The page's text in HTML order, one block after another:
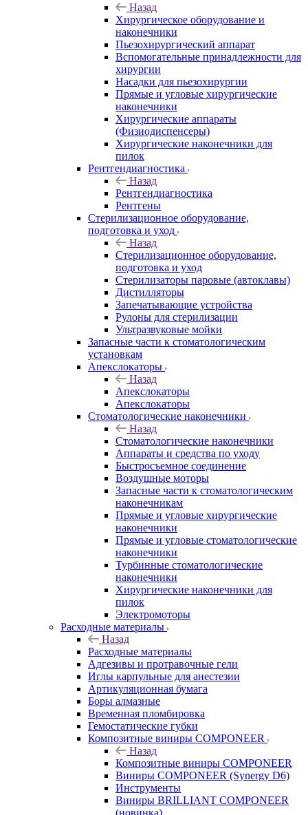
Назад
Хирургическое оборудование и
наконечники
Пьезохирургический аппарат
Вспомогательные принадлежности для
хирургии
Насадки для пьезохирургии
Прямые и угловые хирургические
наконечники
Хирургические аппараты
(Физиодиспенсеры)
Хирургические наконечники для
пилок
Рентгендиагностика
Назад
Рентгендиагностика
Рентгены
Стерилизационное оборудование,
подготовка и уход
Назад
Стерилизационное оборудование,
подготовка и уход
Стерилизаторы паровые (автоклавы)
Дистилляторы
Запечатывающие устройства
Рулоны для стерилизации
Ультразвуковые мойки
Запасные части к стоматологическим
установкам
Апекслокаторы
Назад
Апекслокаторы
Апекслокаторы
Стоматологические наконечники
Назад
Стоматологические наконечники
Аппараты и средства по уходу
Быстросъемное соединение
Воздушные моторы
Запасные части к стоматологическим
наконечникам
Прямые и угловые хирургические
наконечники
Прямые и угловые стоматологические
наконечники
Турбинные стоматологические
наконечники
Хирургические наконечники для
пилок
Электромоторы
Расходные материалы
Назад
Расходные материалы
Адгезивы и протравочные гели
Иглы карпульные для анестезии
Артикуляционная бумага
Боры алмазные
Временная пломбировка
Гемостатические губки
Композитные виниры COMPONEER
Назад
Композитные виниры COMPONEER
Виниры COMPONEER (Synergy D6)
Инструменты
Виниры BRILLIANT COMPONEER
(новинка)